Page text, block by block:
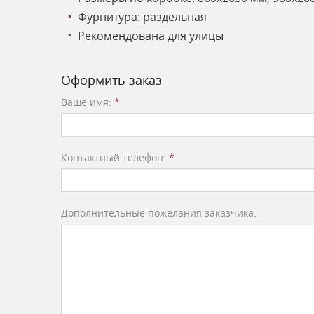
Фурнитура: раздельная
Рекомендована для улицы
Оформить заказ
Ваше имя: *
Контактный телефон: *
Дополнительные пожелания заказчика: